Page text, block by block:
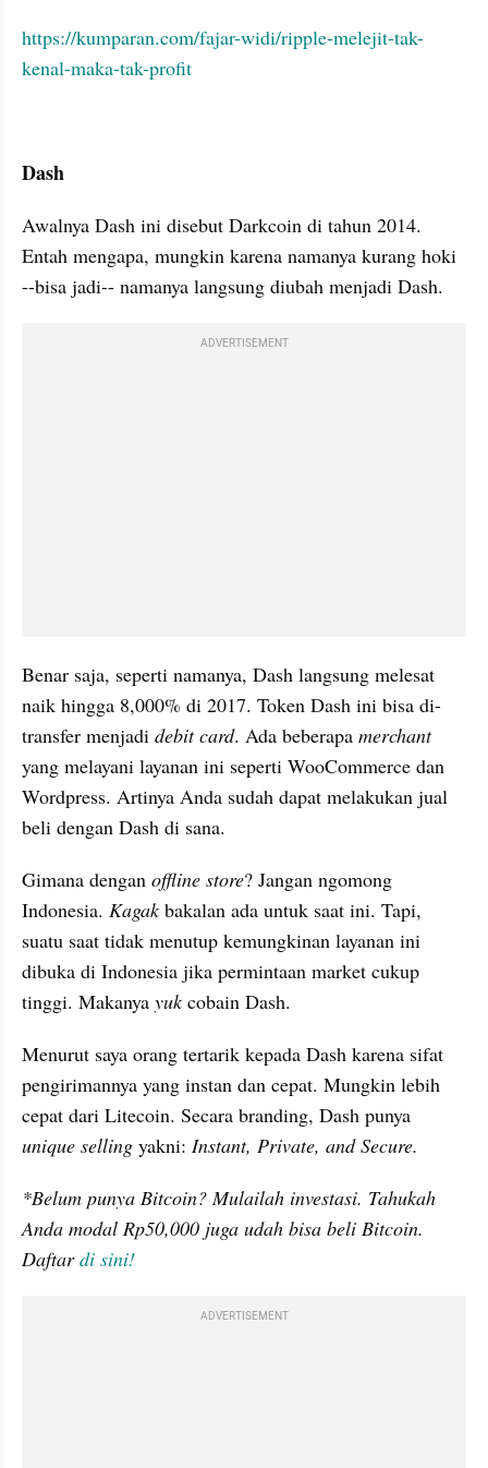
https://kumparan.com/fajar-widi/ripple-melejit-tak-
kenal-maka-tak-profit
Dash
Awalnya Dash ini disebut Darkcoin di tahun 2014.
Entah mengapa, mungkin karena namanya kurang hoki
--bisa jadi-- namanya langsung diubah menjadi Dash.
ADVERTISEMENT
Benar saja, seperti namanya, Dash langsung melesat
naik hingga 8,000% di 2017. Token Dash ini bisa di-
transfer menjadi debit card. Ada beberapa merchant
yang melayani layanan ini seperti WooCommerce dan
Wordpress. Artinya Anda sudah dapat melakukan jual
beli dengan Dash di sana.
Gimana dengan offline store? Jangan ngomong
Indonesia. Kagak bakalan ada untuk saat ini. Tapi,
suatu saat tidak menutup kemungkinan layanan ini
dibuka di Indonesia jika permintaan market cukup
tinggi. Makanya yuk cobain Dash.
Menurut saya orang tertarik kepada Dash karena sifat
pengirimannya yang instan dan cepat. Mungkin lebih
unique selling yakni: Instant, Private, and Secure.
*Belum punya Bitcoin? Mulailah investasi. Tahukah
Anda modal Rp50,000 juga udah bisa beli Bitcoin.
Daftar di sini!
ADVERTISEMENT